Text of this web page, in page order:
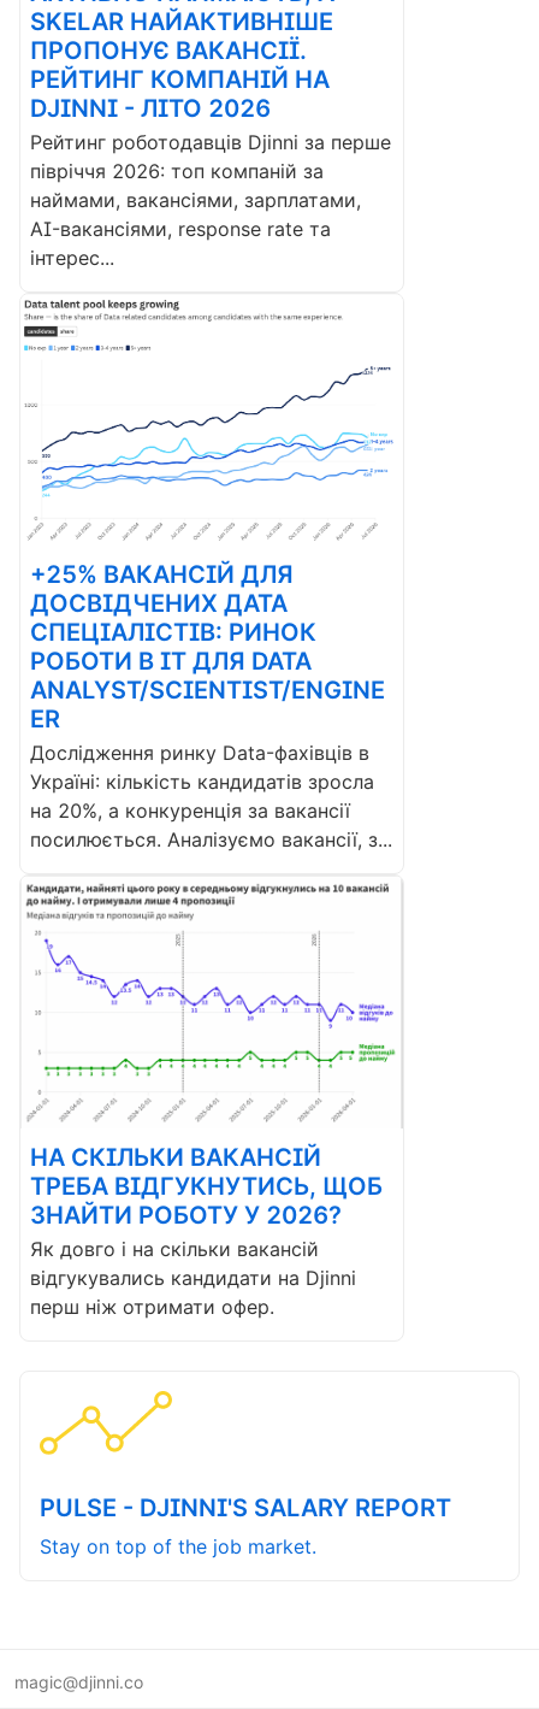
SKELAR НАЙАКТИВНІШЕ
ПРОПОНУЄ ВАКАНСІЇ.
РЕЙТИНГ КОМПАНІЙ НА
DJINNI - ЛІТО 2026
Рейтинг роботодавців Djinni за перше
півріччя 2026: топ компаній за
наймами, вакансіями, зарплатами,
AI-вакансіями, response rate та
інтерес...
+25% ВАКАНСІЙ ДЛЯ
ДОСВІДЧЕНИХ ДАТА
СПЕЦІАЛІСТІВ: РИНОК
РОБОТИ В ІТ ДЛЯ DATA
ANALYST/SCIENTIST/ENGINE
ER
Дослідження ринку Data-фахівців в
Україні: кількість кандидатів зросла
на 20%, а конкуренція за вакансії
посилюється. Аналізуємо вакансії, з...
НА СКІЛЬКИ ВАКАНСІЙ
ТРЕБА ВІДГУКНУТИСЬ, ЩОБ
ЗНАЙТИ РОБОТУ У 2026?
Як довго і на скільки вакансій
відгукувались кандидати на Djinni
перш ніж отримати офер.
PULSE - DJINNI'S SALARY REPORT
Stay on top of the job market.
magic@djinni.co